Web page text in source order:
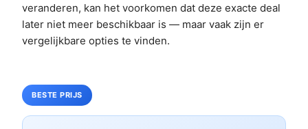
veranderen, kan het voorkomen dat deze exacte deal
later niet meer beschikbaar is — maar vaak zijn er
vergelijkbare opties te vinden.
BESTE PRIJS